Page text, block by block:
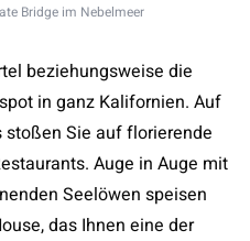
Bridge im Nebelmeer
beziehungsweise die
in ganz Kalifornien. Auf
Sie auf florierende
Auge in Auge mit
Seelöwen speisen
das Ihnen eine der